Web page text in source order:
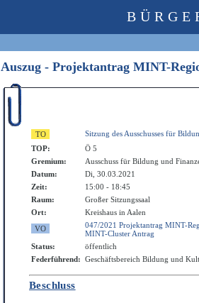
Auszug - Projektantrag MINT-
Sitzung des Ausschusses für
TOP:
Ö 5
Gremium:
Ausschuss für Bildung und
Datum:
Di, 30.03.2021
Zeit:
15:00 - 18:45
Raum:
Großer Sitzungssaal
Ort:
Kreishaus in Aalen
047/2021 Projektantrag MINT-
MINT-Cluster Antrag
Status:
öffentlich
Federführend: Geschäftsbereich Bildung und
Beschluss